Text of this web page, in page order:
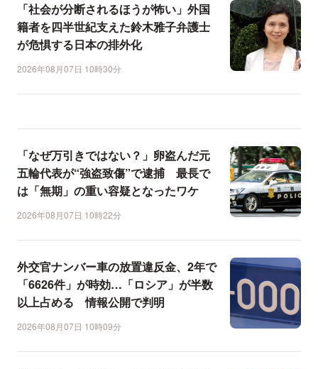
「社会が分断されるほうが怖い」外国
籍者を四半世紀支えた鈴木雅子弁護士
が危惧する日本の排外化
2026年08月07日 10時30分
「なぜ万引きではない？」卵盗んだ元
五輪代表が“強盗致傷”で逮捕 最長で
は「無期」の重い容疑となったワケ
2026年08月07日 10時22分
外交官ナンバー車の放置違反金、2年で
「6626件」が時効…「ロシア」が半数
以上占める 情報公開で判明
2026年08月07日 10時09分